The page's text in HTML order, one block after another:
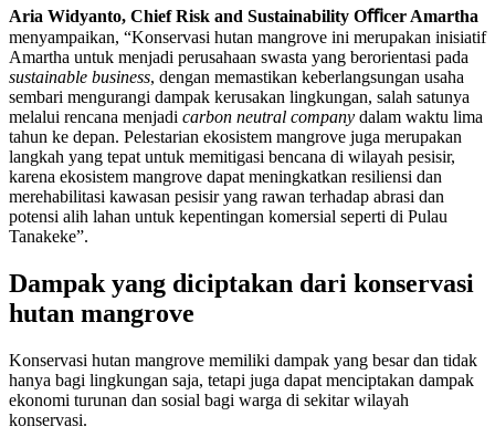
Aria Widyanto, Chief Risk and Sustainability Oﬃcer Amartha
menyampaikan, “Konservasi hutan mangrove ini merupakan inisiatif
Amartha untuk menjadi perusahaan swasta yang berorientasi pada
sustainable business, dengan memastikan keberlangsungan usaha
sembari mengurangi dampak kerusakan lingkungan, salah satunya
melalui rencana menjadi carbon neutral company dalam waktu lima
tahun ke depan. Pelestarian ekosistem mangrove juga merupakan
langkah yang tepat untuk memitigasi bencana di wilayah pesisir,
karena ekosistem mangrove dapat meningkatkan resiliensi dan
merehabilitasi kawasan pesisir yang rawan terhadap abrasi dan
potensi alih lahan untuk kepentingan komersial seperti di Pulau
Tanakeke”.
Dampak yang diciptakan dari konservasi
hutan mangrove
Konservasi hutan mangrove memiliki dampak yang besar dan tidak
hanya bagi lingkungan saja, tetapi juga dapat menciptakan dampak
ekonomi turunan dan sosial bagi warga di sekitar wilayah
konservasi.